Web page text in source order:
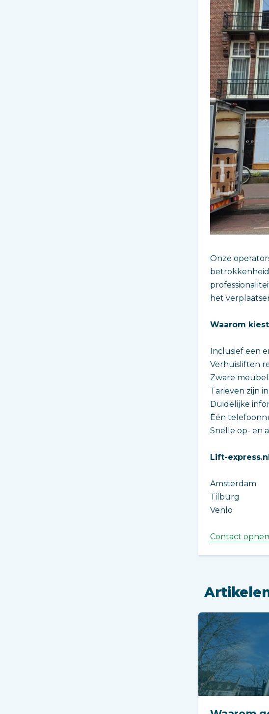
Onze
het
Waarom
Inclusief een
Verhuisliften
Zware
Tarieven zijn
Duidelijke
Één
Snelle op- en
Lift-
Amsterdam
Tilburg
Venlo
Contact